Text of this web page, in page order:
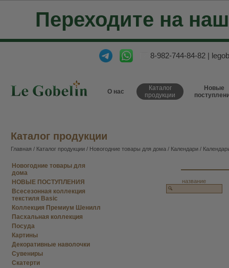
Переходите на
8-982-744-84-82 |
О нас
Каталог
продукции
Новые
Каталог продукции
Главная / Каталог продукции / Новогодние товары для дома / Календари /
Новогодние товары для
дома
НОВЫЕ ПОСТУПЛЕНИЯ
Всесезонная коллекция
текстиля Basic
Коллекция Премиум Шенилл
Пасхальная коллекция
Посуда
Картины
Декоративные наволочки
Сувениры
Скатерти
название